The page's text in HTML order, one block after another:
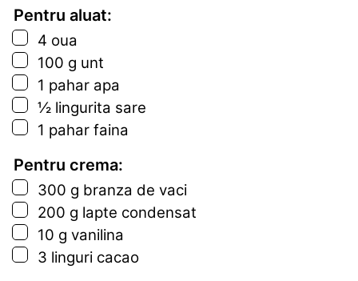
Pentru aluat:
▢
4 oua
▢
100 g unt
▢
1 pahar apa
▢
½ lingurita sare
▢
1 pahar faina
Pentru crema:
▢
300 g branza de vaci
▢
200 g lapte condensat
▢
10 g vanilina
▢
3 linguri cacao